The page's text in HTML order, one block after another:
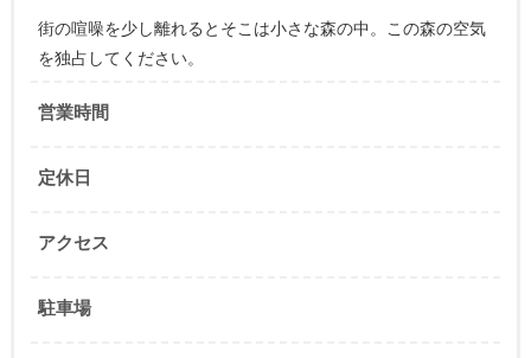
街の喧噪を少し離れるとそこは小さな森の中。この森の空気
を独占してください。
営業時間
定休日
アクセス
駐車場